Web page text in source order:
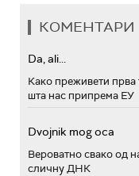
КОМЕНТАРИ
Da, ali...
Како преживети прва
шта нас припрема ЕУ
Dvojnik mog oca
Вероватно свако од
сличну ДНК